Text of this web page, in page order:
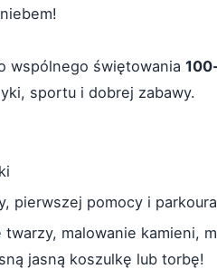
wspólnego świętowania
sportu i dobrej zabawy.
pierwszej pomocy i parkoura
malowanie kamieni,
jasną koszulkę lub torbę!